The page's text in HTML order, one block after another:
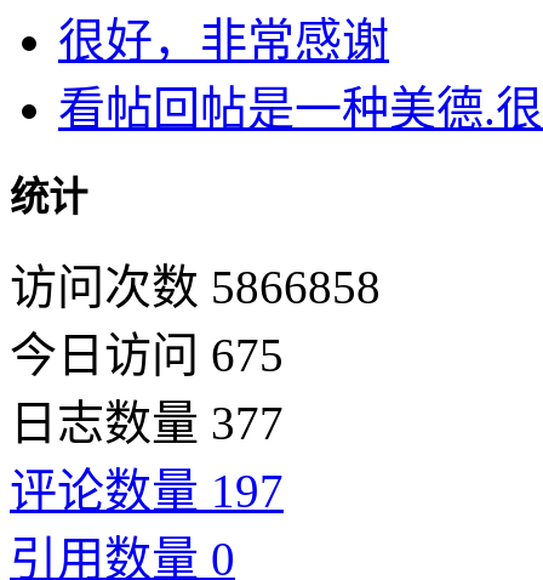
很好，非常感谢
看帖回帖是一种美德.
统计
访问次数 5866858
今日访问 675
日志数量 377
评论数量 197
引用数量 0